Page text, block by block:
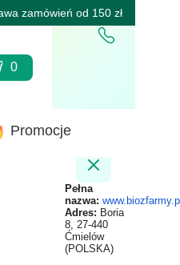
zamówień od 150 zł
w koszyku: 0. Zobacz
Pełna
nazwa:
Adres: Boria
8, 27-440
Ćmielów
(POLSKA)
Promocje